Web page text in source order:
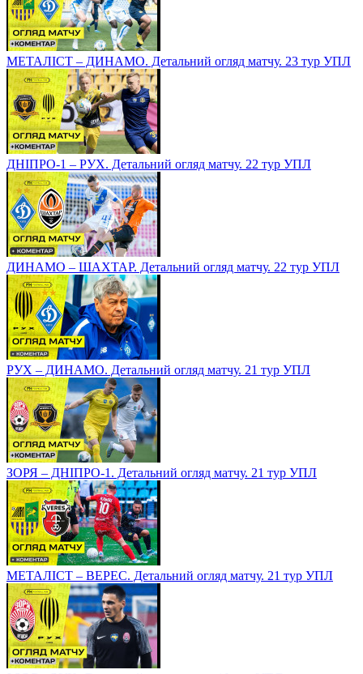
МЕТАЛІСТ – ДИНАМО. Детальний огляд матчу. 23 тур УПЛ
ДНІПРО-1 – РУХ. Детальний огляд матчу. 22 тур УПЛ
ДИНАМО – ШАХТАР. Детальний огляд матчу. 22 тур УПЛ
РУХ – ДИНАМО. Детальний огляд матчу. 21 тур УПЛ
ЗОРЯ – ДНІПРО-1. Детальний огляд матчу. 21 тур УПЛ
МЕТАЛІСТ – ВЕРЕС. Детальний огляд матчу. 21 тур УПЛ